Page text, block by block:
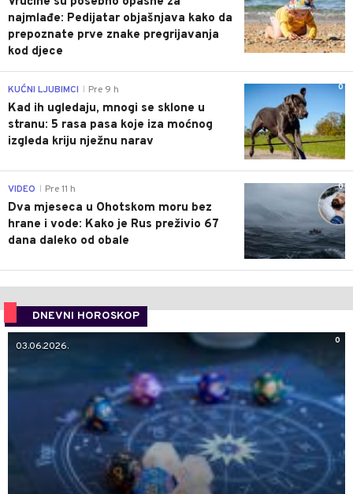
najmlađe: Pedijatar objašnjava kako da
prepoznate prve znake pregrijavanja
kod djece
0
KUĆNI LJUBIMCI Pre 9 h
Kad ih ugledaju, mnogi se sklone u
stranu: 5 rasa pasa koje iza moćnog
izgleda kriju nježnu narav
0
VIDEO Pre 11 h
Dva mjeseca u Ohotskom moru bez
hrane i vode: Kako je Rus preživio 67
dana daleko od obale
DNEVNI HOROSKOP
0
03.06.2026.